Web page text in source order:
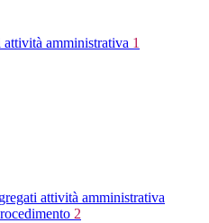
attività amministrativa 1
attività amministrativa
2